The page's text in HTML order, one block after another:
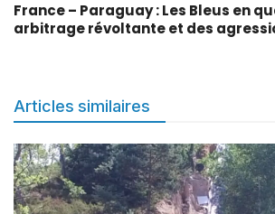
France – Paraguay : Les Bleus en
arbitrage révoltante et des
Articles similaires